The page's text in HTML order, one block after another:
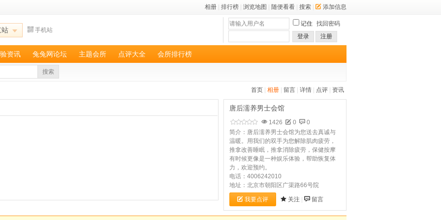
相册 排行榜 浏览地图 随便看看 搜索 添加信息
站 手机站
记住 找回密码
登录
注册
资讯 兔兔网论坛 主题会所 点评大全 会所排行榜
搜索
首页 相册 留言 详情 点评 资讯
唐后濡养男士会馆
1426 0
0
简介：唐后濡养男士会馆为您送去真诚与
温暖。用我们的双手为您解除肌肉疲劳，
推拿改善睡眠，推拿消除疲劳，保健按摩
有时候更像是一种娱乐体验，帮助恢复体
力，欢迎预约。
电话：4006242010
地址：北京市朝阳区广渠路66号院
我要点评 关注 留言